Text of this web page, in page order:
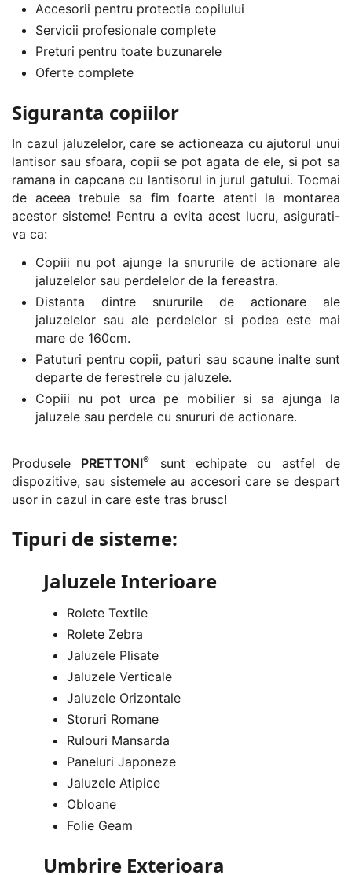
Accesorii pentru protectia copilului
Servicii profesionale complete
Preturi pentru toate buzunarele
Oferte complete
Siguranta copiilor
In cazul jaluzelelor, care se actioneaza cu ajutorul unui
lantisor sau sfoara, copii se pot agata de ele, si pot sa
ramana in capcana cu lantisorul in jurul gatului. Tocmai
de aceea trebuie sa fim foarte atenti la montarea
acestor sisteme! Pentru a evita acest lucru, asigurati-
va ca:
Copiii nu pot ajunge la snururile de actionare ale
jaluzelelor sau perdelelor de la fereastra.
Distanta dintre snururile de actionare ale
jaluzelelor sau ale perdelelor si podea este mai
mare de 160cm.
Patuturi pentru copii, paturi sau scaune inalte sunt
departe de ferestrele cu jaluzele.
Copiii nu pot urca pe mobilier si sa ajunga la
jaluzele sau perdele cu snururi de actionare.
Produsele PRETTONI®
sunt echipate cu astfel de
dispozitive, sau sistemele au accesori care se despart
usor in cazul in care este tras brusc!
Tipuri de sisteme:
Jaluzele Interioare
Rolete Textile
Rolete Zebra
Jaluzele Plisate
Jaluzele Verticale
Jaluzele Orizontale
Storuri Romane
Rulouri Mansarda
Paneluri Japoneze
Jaluzele Atipice
Obloane
Folie Geam
Umbrire Exterioara